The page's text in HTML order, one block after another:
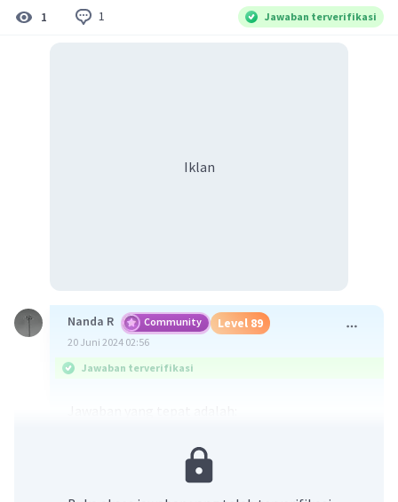
1 1 Jawaban terverifikasi
Iklan
Nanda R Community Level 89
20 Juni 2024 02:56
Jawaban terverifikasi
menerapkan kolonialisme karena swasta
menjadi pengelola penuh di Jawa
Penjelasan: